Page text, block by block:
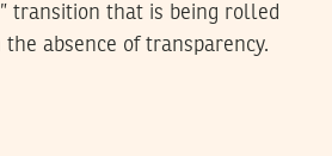
transition that is being rolled
absence of transparency.